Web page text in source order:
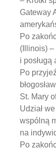
Gateway
Po
(Illinois)
i posługą
Po
St. Mary
Udział
wspólną
na
Po